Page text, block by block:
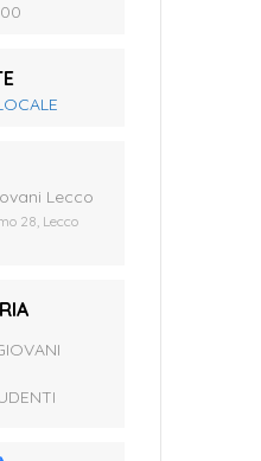
Lecco
28, Lecco